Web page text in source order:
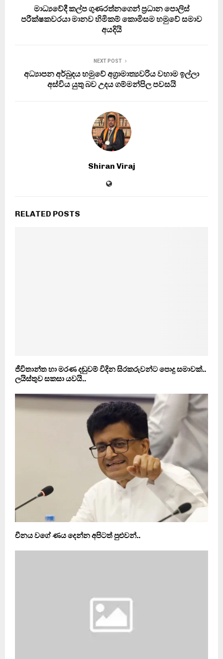
මාධ්‍යවේදී කල්ප ගුණරත්නගෙන් ප්‍රධාන පොලිස්
පරීක්ෂකවරයා මානව හිමිකම් කොමිසම හමුවේ සමාව
අයදියි
NEXT POST
අධ්‍යාපන අර්බුදය හමුවේ අග්‍රාමාත්‍යවරිය වහාම ඉල්ලා
අස්විය යුතු බව උදය ගම්මන්පිල පවසයි
Shiran Viraj
RELATED POSTS
ජීවිතාන්ත හා මරණ දඬුවම් විදින සිරකරුවන්ට පොදු සමාවක්..
ලයිස්තුව සකසා යවයි..
චීනය වගේ ණය දෙන්න අපිටත් පුළුවන්..